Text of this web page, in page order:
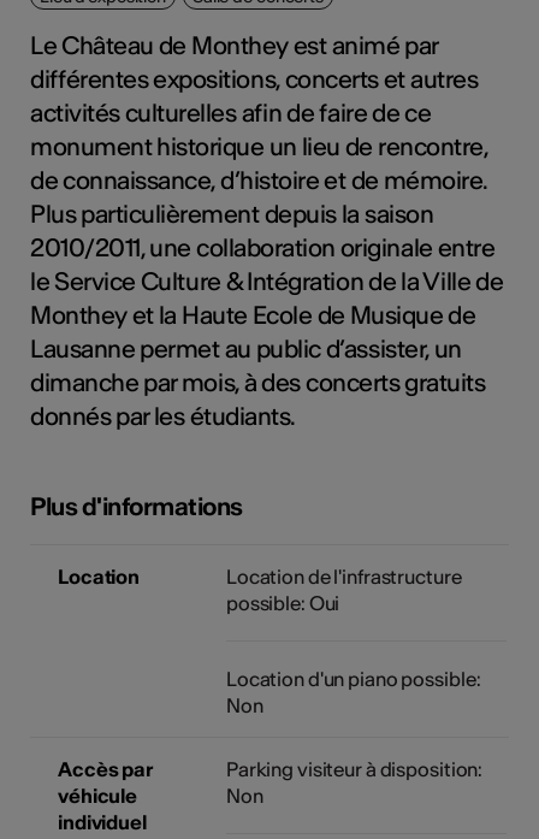
Le Château de Monthey est animé par
différentes expositions, concerts et autres
activités culturelles afin de faire de ce
monument historique un lieu de rencontre,
de connaissance, d’histoire et de mémoire.
Plus particulièrement depuis la saison
2010/2011, une collaboration originale entre
le Service Culture & Intégration de la Ville de
Monthey et la Haute Ecole de Musique de
Lausanne permet au public d’assister, un
dimanche par mois, à des concerts gratuits
donnés par les étudiants.
Plus d'informations
Location
Location de l'infrastructure
possible: Oui
Location d'un piano possible:
Non
Accès par
véhicule
individuel
Parking visiteur à disposition:
Non